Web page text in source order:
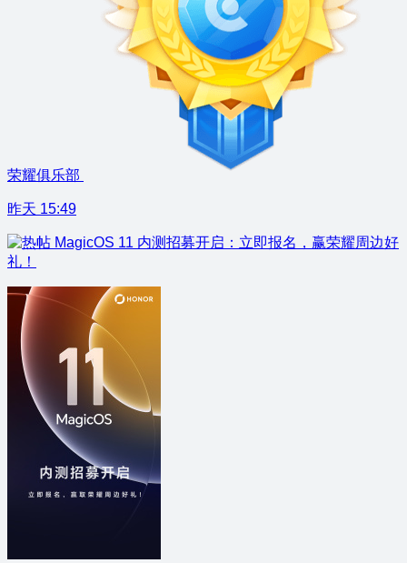
荣耀俱乐部
昨天 15:49
MagicOS 11 内测招募开启：立即报名，赢荣耀周边好
礼！